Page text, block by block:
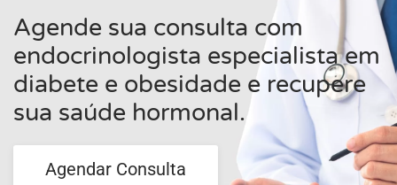
Agende sua consulta com
endocrinologista especialista em
diabete e obesidade e recupere
sua saúde hormonal.
Agendar Consulta